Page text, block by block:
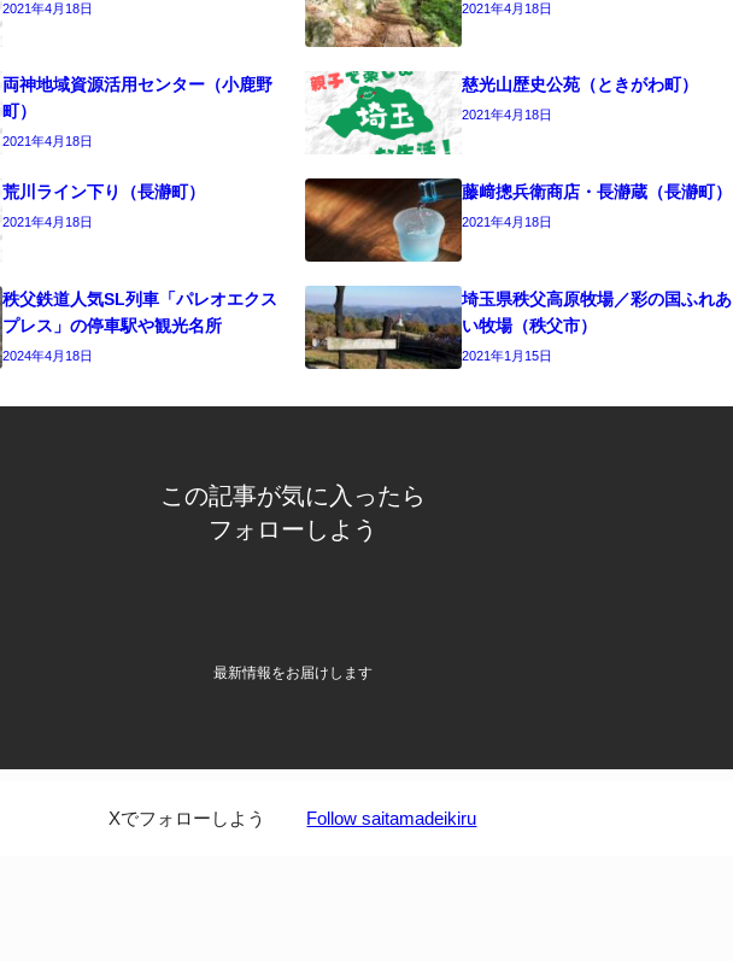
2021年4月18日 2021年4月18日
両神地域資源活用センター（小鹿野
町）
2021年4月18日
慈光山歴史公苑（ときがわ町）
2021年4月18日
荒川ライン下り（長瀞町）
2021年4月18日
藤﨑摠兵衛商店・長瀞蔵（長瀞町）
2021年4月18日
秩父鉄道人気SL列車「パレオエクス
プレス」の停車駅や観光名所
2024年4月18日
埼玉県秩父高原牧場／彩の国ふれあ
い牧場（秩父市）
2021年1月15日
この記事が気に入ったら
フォローしよう
最新情報をお届けします
Xでフォローしよう Follow saitamadeikiru